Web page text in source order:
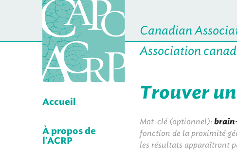
Canadian
Association
Accueil
À propos de
l'ACRP
Trouver
Mot-clé (optionnel):
fonction de la proximité
les résultats apparaîtront